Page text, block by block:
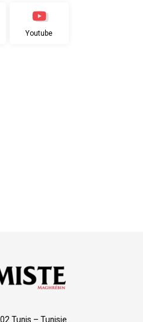
Youtube
Tunis – Tunisie